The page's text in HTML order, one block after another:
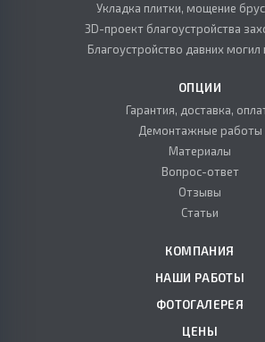
Укладка плитки, мощение
3D-проект благоустройства
Благоустройство давних могил
ОПЦИИ
Гарантия, доставка,
Демонтажные работы
Материалы
Вопрос-ответ
Отзывы
Статьи
КОМПАНИЯ
НАШИ РАБОТЫ
ФОТОГАЛЕРЕЯ
ЦЕНЫ